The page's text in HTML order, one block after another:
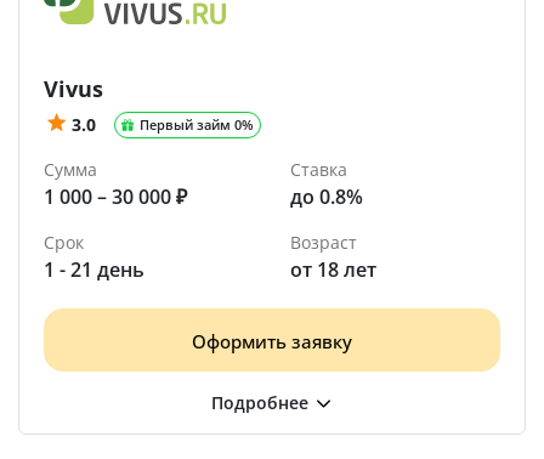
Vivus
3.0 Первый займ 0%
Сумма
1 000 – 30 000 ₽
Ставка
до 0.8%
Срок
1 - 21 день
Возраст
от 18 лет
Оформить заявку